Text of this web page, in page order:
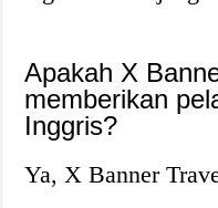
Apakah X
memberikan
Inggris?
Ya, X Banner